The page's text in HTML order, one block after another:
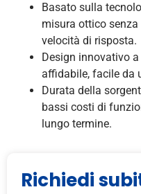
Basato sulla
misura ottico
velocità di risposta.
Design innovativo
affidabile, facile da
Durata della
bassi costi di
lungo termine.
Richiedi